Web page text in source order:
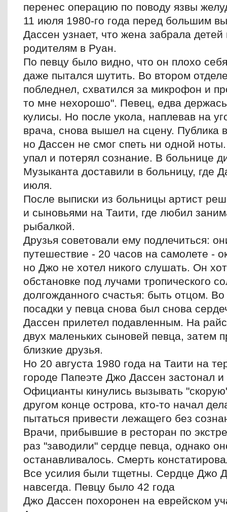
перенес операцию по поводу язвы
11 июля 1980-го года перед большим
Дассен узнает, что жена забрала
родителям в Руан.
По певцу было видно, что он плохо
даже пытался шутить. Во втором
побледнел, схватился за микрофон и
то мне нехорошо". Певец, едва
кулисы. Но после укола, наплевав на
врача, снова вышел на сцену. Публика
но Дассен не смог спеть ни одной
упал и потерял сознание. В больнице
Музыканта доставили в больницу, где
июля.
После выписки из больницы артист
и сыновьями на Таити, где любил
рыбалкой.
Друзья советовали ему подлечиться:
путешествие - 20 часов на самолете -
но Джо не хотел никого слушать. Он
обстановке под лучами тропического
долгожданного счастья: быть отцом.
посадки у певца снова был снова
Дассен прилетел подавленным. На
двух маленьких сыновей певца, затем
близкие друзья.
Но 20 августа 1980 года на Таити на
городе Папеэте Джо Дассен застонал и
Официанты кинулись вызывать
другом конце острова, кто-то начал
пытаться привести лежащего без
Врачи, прибывшие в ресторан по
раз "заводили" сердце певца, однако
останавливалось. Смерть
Все усилия были тщетны. Сердце Джо
навсегда. Певцу было 42 года
Джо Дассен похоронен на еврейском